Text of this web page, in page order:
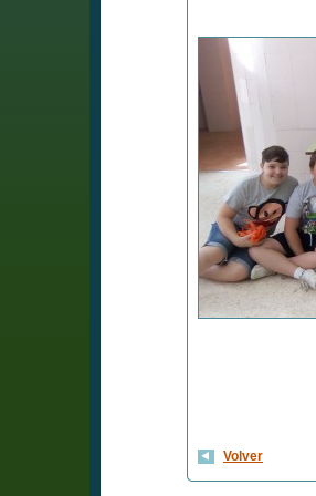
Volver